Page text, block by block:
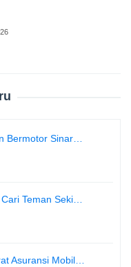
Bermotor Sinar…
Teman Seki…
Asuransi Mobil…